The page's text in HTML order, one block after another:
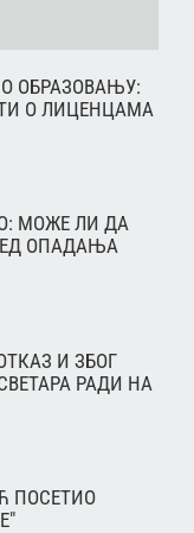
ОБРАЗОВАЊУ:
О ЛИЦЕНЦАМА
МОЖЕ ЛИ ДА
ОПАДАЊА
И ЗБОГ
РАДИ НА
ПОСЕТИО